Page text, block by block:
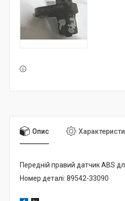
Опис
Передній правий датчик ABS
Номер деталі: 89542-33090